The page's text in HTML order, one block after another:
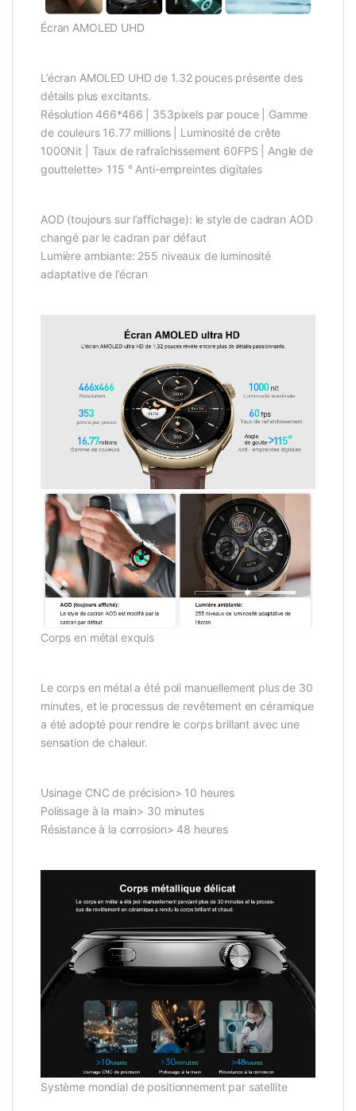
Écran AMOLED UHD
L’écran AMOLED UHD de 1.32 pouces présente des
détails plus excitants.
Résolution 466*466 | 353pixels par pouce | Gamme
de couleurs 16.77 millions | Luminosité de crête
1000Nit | Taux de rafraîchissement 60FPS | Angle de
gouttelette> 115 ° Anti-empreintes digitales
AOD (toujours sur l’affichage): le style de cadran AOD
changé par le cadran par défaut
Lumière ambiante: 255 niveaux de luminosité
adaptative de l’écran
Corps en métal exquis
Le corps en métal a été poli manuellement plus de 30
minutes, et le processus de revêtement en céramique
a été adopté pour rendre le corps brillant avec une
sensation de chaleur.
Usinage CNC de précision> 10 heures
Polissage à la main> 30 minutes
Résistance à la corrosion> 48 heures
Système mondial de positionnement par satellite